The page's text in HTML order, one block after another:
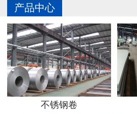
产品中心
不锈钢卷